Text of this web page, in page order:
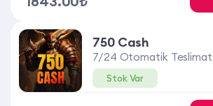
750 Cash
7/24 Otomatik Teslimat
Stok Var